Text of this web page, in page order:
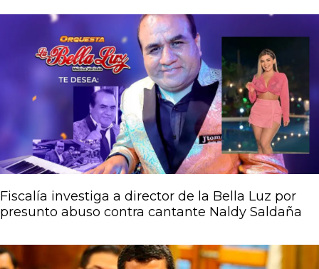
Fiscalía investiga a director de la Bella Luz por
presunto abuso contra cantante Naldy Saldaña
PáginaPágina
Página
Página
Página